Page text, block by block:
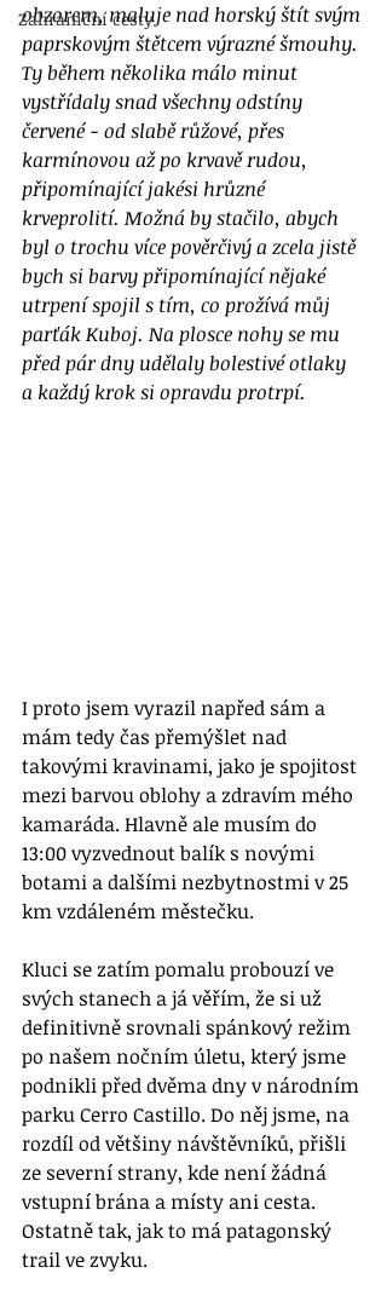
Zahraniční cesty
obzorem, maluje nad horský štít svým
paprskovým štětcem výrazné šmouhy.
Ty během několika málo minut
vystřídaly snad všechny odstíny
červené - od slabě růžové, přes
karmínovou až po krvavě rudou,
připomínající jakési hrůzné
krveprolití. Možná by stačilo, abych
byl o trochu více pověrčivý a zcela jistě
bych si barvy připomínající nějaké
utrpení spojil s tím, co prožívá můj
parťák Kuboj. Na plosce nohy se mu
před pár dny udělaly bolestivé otlaky
a každý krok si opravdu protrpí.
I proto jsem vyrazil napřed sám a
mám tedy čas přemýšlet nad
takovými kravinami, jako je spojitost
mezi barvou oblohy a zdravím mého
kamaráda. Hlavně ale musím do
13:00 vyzvednout balík s novými
botami a dalšími nezbytnostmi v 25
km vzdáleném městečku.
Kluci se zatím pomalu probouzí ve
svých stanech a já věřím, že si už
definitivně srovnali spánkový režim
po našem nočním úletu, který jsme
podnikli před dvěma dny v národním
parku Cerro Castillo. Do něj jsme, na
rozdíl od většiny návštěvníků, přišli
ze severní strany, kde není žádná
vstupní brána a místy ani cesta.
Ostatně tak, jak to má patagonský
trail ve zvyku.